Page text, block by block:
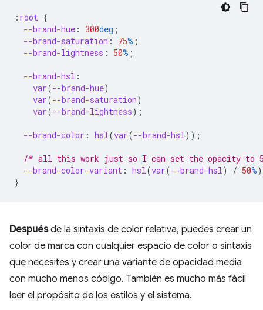
: root {
--brand-hue : 300deg ;
--brand-saturation : 75% ;
--brand-lightness : 50% ;
--brand-hsl :
var(--brand-hue)
var(--brand-saturation)
var(--brand-lightness);
--brand-color : hsl(var(--brand-hsl));
/* all this work just so I can set the opacity to
--brand-color-variant : hsl(var(--brand-hsl) / 50%
}
Despuésde la sintaxis de color relativa, puedes crear un
color de marca con cualquier espacio de color o sintaxis
que necesites y crear una variante de opacidad media
con mucho menos código. También es mucho más fácil
leer el propósito de los estilos y el sistema.